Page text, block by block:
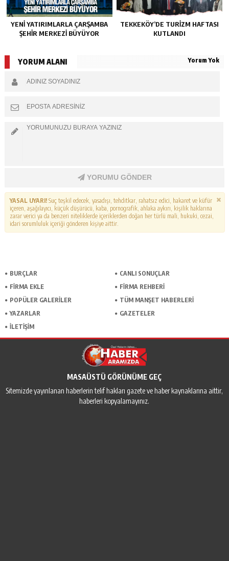
YENI YATIRIMLARLA ÇARŞAMBA
ŞEHIR MERKEZI BÜYÜYOR
TEKKEKÖY’DE TURIZM HAFTASI
KUTLANDI
YORUM ALANI Yorum Yok
YORUMU GÖNDER
YASAL UYARI!Suç teşkil edecek, yasadışı, tehditkar, rahatsız edici, hakaret ve küfür
içeren, aşağılayıcı, küçük düşürücü, kaba, pornografik, ahlaka aykırı, kişilik haklarına
zarar verici ya da benzeri niteliklerde içeriklerden doğan her türlü mali, hukuki, cezai,
idari sorumluluk içeriği gönderen kişiye aittir.
BURÇLAR
CANLI SONUÇLAR
FİRMA EKLE
FİRMA REHBERİ
POPÜLER GALERİLER
TÜM MANŞET HABERLERİ
YAZARLAR
GAZETELER
İLETİŞİM
MASAÜSTÜ GÖRÜNÜME GEÇ
Sitemizde yayınlanan haberlerin telif hakları gazete ve haber kaynaklarına aittir,
haberleri kopyalamayınız.